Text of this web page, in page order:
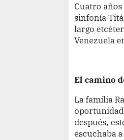
Cuatro
sinfonía
largo
Venezuela
El camino
La familia
después,
escuchaba